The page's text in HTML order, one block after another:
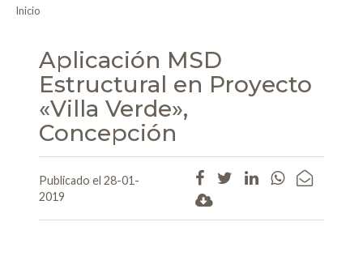
Inicio
Aplicación MSD
Estructural en Proyecto
«Villa Verde»,
Concepción
Publicado el 28-01-
2019